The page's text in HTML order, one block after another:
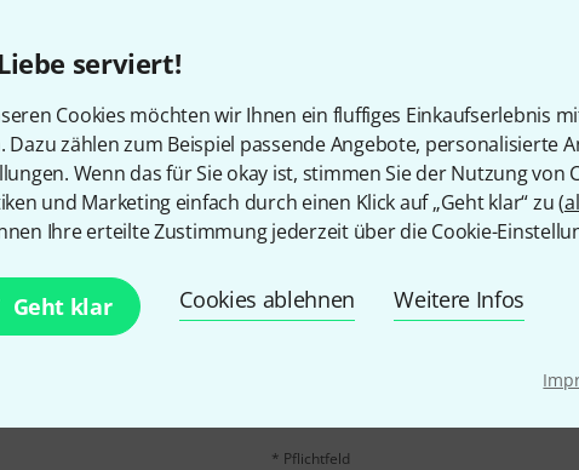
serviert!
Cookies möchten wir Ihnen ein fluffiges Einkaufserlebnis
Dazu zählen zum Beispiel passende Angebote, personalisierte
Wenn das für Sie okay ist, stimmen Sie der Nutzung von
und Marketing einfach durch einen Klick auf „Geht klar“ zu (
Ihre erteilte Zustimmung jederzeit über die Cookie-
Geht klar Cookies ablehnen Weitere Infos
Teilen Hilfe & Feedback
mit etwas Glück
E-Mail-Adresse*
Mit Klick auf „Jetzt anmelden“ stimmen Sie
Nutzungsverhaltens zu. Die Abmeldung ist
* Pflichtfeld